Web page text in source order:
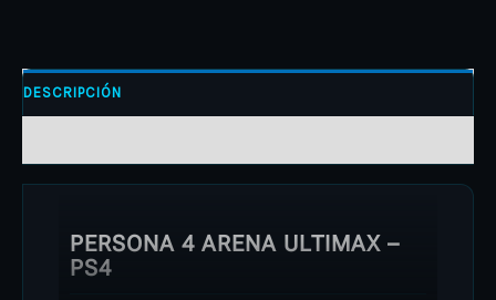
DESCRIPCIÓN
PERSONA 4 ARENA ULTIMAX –
PS4